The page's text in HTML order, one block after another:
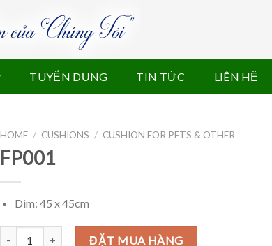
TUYỂN DỤNG TIN TỨC LIÊN HỆ
HOME / CUSHIONS / CUSHION FOR PETS & OTHER
FP001
Dim: 45 x 45cm
ĐẶT MUA HÀNG